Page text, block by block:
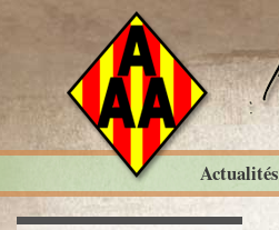
Actualités